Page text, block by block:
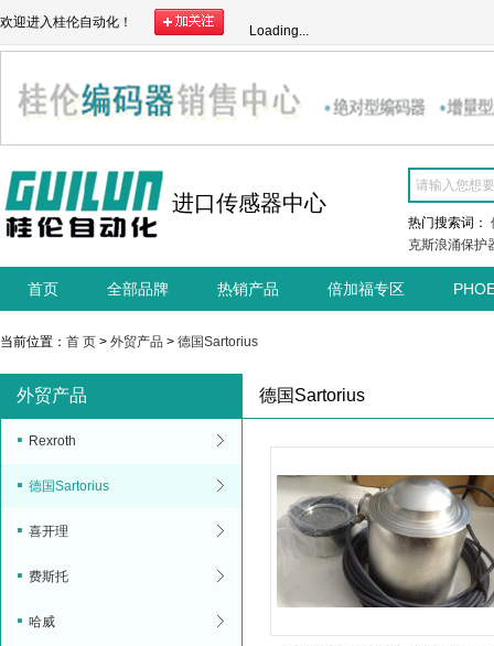
欢迎进入桂伦自动化！
Loading...
进口传感器中心
热门搜索词：
克斯浪涌保护
首页 全部品牌 热销产品 倍加福专区
当前位置： 首 页 > 外贸产品 > 德国Sartorius
外贸产品
Rexroth
德国Sartorius
喜开理
费斯托
哈威
德国Sartorius